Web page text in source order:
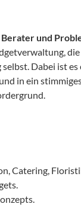
und
Dabei ist es
in ein
Catering,